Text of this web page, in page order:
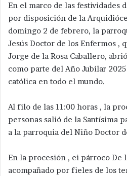
En el marco de las festividades
por disposición de la
domingo 2 de febrero, la
Jesús Doctor de los Enfermos ,
Jorge de la Rosa Caballero,
como parte del Año Jubilar
católica en todo el mundo.
Al filo de las 11:00 horas , la
personas salió de la Santísima
a la parroquia del Niño Doctor
En la procesión , ei párroco De
acompañado por fieles de los